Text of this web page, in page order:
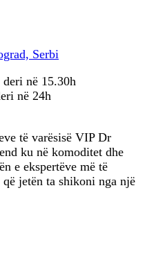
Serbi
në 15.30h
në 24h
të varësisë VIP Dr
ku në komoditet dhe
e ekspertëve më të
jetën ta shikoni nga një